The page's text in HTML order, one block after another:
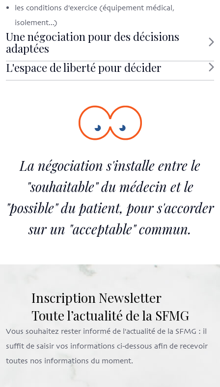
les conditions d'exercice (équipement médical,
isolement...)
Une négociation pour des décisions
adaptées
L'espace de liberté pour décider
La négociation s'installe entre le
"souhaitable" du médecin et le
"possible" du patient, pour s'accorder
sur un "acceptable" commun.
Inscription Newsletter
Toute l’actualité de la SFMG
Vous souhaitez rester informé de l'actualité de la SFMG : il
suffit de saisir vos informations ci-dessous afin de recevoir
toutes nos informations du moment.